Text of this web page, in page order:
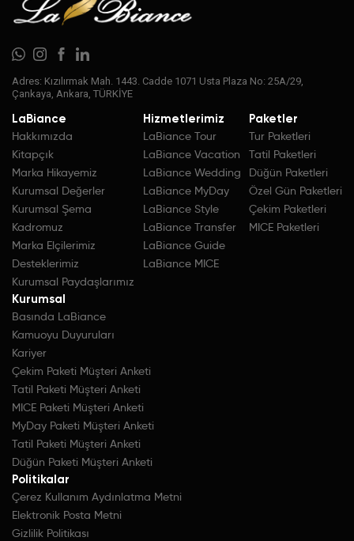
Adres: Kızılırmak Mah. 1443. Cadde 1071 Usta Plaza No: 25A/29,
Çankaya, Ankara, TÜRKİYE
LaBiance
Hakkımızda
Kitapçık
Marka Hikayemiz
Kurumsal Değerler
Kurumsal Şema
Kadromuz
Marka Elçilerimiz
Desteklerimiz
Kurumsal Paydaşlarımız
Hizmetlerimiz
LaBiance Tour
LaBiance Vacation
LaBiance Wedding
LaBiance MyDay
LaBiance Style
LaBiance Transfer
LaBiance Guide
LaBiance MICE
Paketler
Tur Paketleri
Tatil Paketleri
Düğün Paketleri
Özel Gün Paketleri
Çekim Paketleri
MICE Paketleri
Kurumsal
Basında LaBiance
Kamuoyu Duyuruları
Kariyer
Çekim Paketi Müşteri Anketi
Tatil Paketi Müşteri Anketi
MICE Paketi Müşteri Anketi
MyDay Paketi Müşteri Anketi
Tatil Paketi Müşteri Anketi
Düğün Paketi Müşteri Anketi
Politikalar
Çerez Kullanım Aydınlatma Metni
Elektronik Posta Metni
Gizlilik Politikası